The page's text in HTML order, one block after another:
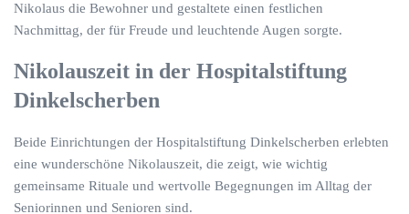
Nikolaus die Bewohner und gestaltete einen festlichen
Nachmittag, der für Freude und leuchtende Augen sorgte.
Nikolauszeit in der Hospitalstiftung
Dinkelscherben
Beide Einrichtungen der Hospitalstiftung Dinkelscherben erlebten
eine wunderschöne Nikolauszeit, die zeigt, wie wichtig
gemeinsame Rituale und wertvolle Begegnungen im Alltag der
Seniorinnen und Senioren sind.